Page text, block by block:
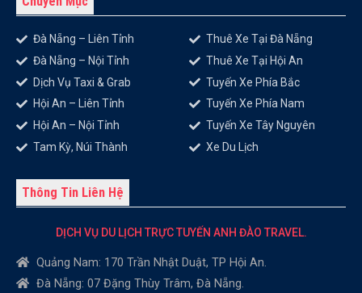
Đà Nẵng – Liên Tỉnh
Đà Nẵng – Nội Tỉnh
Dịch Vụ Taxi & Grab
Hội An – Liên Tỉnh
Hội An – Nội Tỉnh
Tam Kỳ, Núi Thành
Thuê Xe Tại Đà Nẵng
Thuê Xe Tại Hội An
Tuyến Xe Phía Bắc
Tuyến Xe Phía Nam
Tuyến Xe Tây Nguyên
Xe Du Lịch
Thông Tin Liên Hệ
DỊCH VỤ DU LỊCH TRỰC TUYẾN ANH ĐÀO TRAVEL.
Quảng Nam: 170 Trần Nhật Duật, TP Hội An.
Đà Nẵng: 07 Đặng Thùy Trâm, Đà Nẵng.